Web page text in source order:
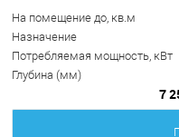
На помещение до, кв.м
Назначение
Потребляемая мощность, кВт
Глубина (мм)
7